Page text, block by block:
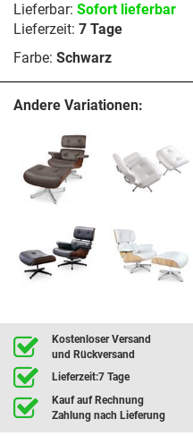
Lieferbar: Sofort lieferbar
Lieferzeit: 7 Tage
Farbe: Schwarz
Andere Variationen:
Kostenloser Versand
und Rückversand
Lieferzeit:7 Tage
Kauf auf Rechnung
Zahlung nach Lieferung